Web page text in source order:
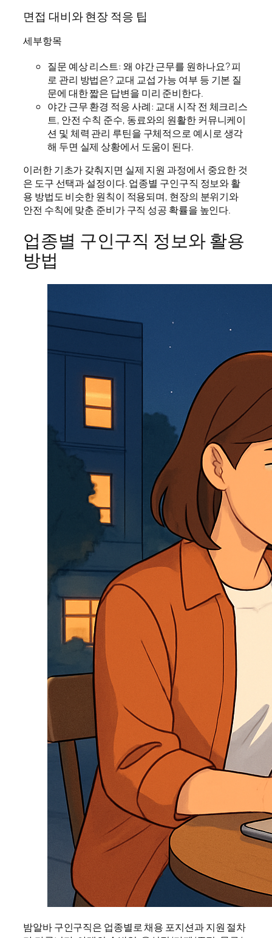
면접 대비와 현장 적응 팁
세부항목
질문 예상 리스트: 왜 야간 근무를 원하나요? 피
로 관리 방법은? 교대 교섭 가능 여부 등 기본 질
문에 대한 짧은 답변을 미리 준비한다.
야간 근무 환경 적응 사례: 교대 시작 전 체크리스
트, 안전 수칙 준수, 동료와의 원활한 커뮤니케이
션 및 체력 관리 루틴을 구체적으로 예시로 생각
해 두면 실제 상황에서 도움이 된다.
이러한 기초가 갖춰지면 실제 지원 과정에서 중요한 것
은 도구 선택과 설정이다. 업종별 구인구직 정보와 활
용 방법도 비슷한 원칙이 적용되며, 현장의 분위기와
안전 수칙에 맞춘 준비가 구직 성공 확률을 높인다.
업종별 구인구직 정보와 활용
방법
밤알바 구인구직은 업종별로 채용 포지션과 지원 절차